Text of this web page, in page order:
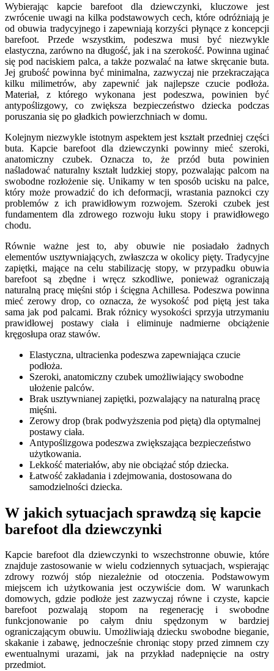
Wybierając kapcie barefoot dla dziewczynki, kluczowe jest
zwrócenie uwagi na kilka podstawowych cech, które odróżniają je
od obuwia tradycyjnego i zapewniają korzyści płynące z koncepcji
barefoot. Przede wszystkim, podeszwa musi być niezwykle
elastyczna, zarówno na długość, jak i na szerokość. Powinna uginać
się pod naciskiem palca, a także pozwalać na łatwe skręcanie buta.
Jej grubość powinna być minimalna, zazwyczaj nie przekraczająca
kilku milimetrów, aby zapewnić jak najlepsze czucie podłoża.
Materiał, z którego wykonana jest podeszwa, powinien być
antypoślizgowy, co zwiększa bezpieczeństwo dziecka podczas
poruszania się po gładkich powierzchniach w domu.
Kolejnym niezwykle istotnym aspektem jest kształt przedniej części
buta. Kapcie barefoot dla dziewczynki powinny mieć szeroki,
anatomiczny czubek. Oznacza to, że przód buta powinien
naśladować naturalny kształt ludzkiej stopy, pozwalając palcom na
swobodne rozłożenie się. Unikamy w ten sposób ucisku na palce,
który może prowadzić do ich deformacji, wrastania paznokci czy
problemów z ich prawidłowym rozwojem. Szeroki czubek jest
fundamentem dla zdrowego rozwoju łuku stopy i prawidłowego
chodu.
Równie ważne jest to, aby obuwie nie posiadało żadnych
elementów usztywniających, zwłaszcza w okolicy pięty. Tradycyjne
zapiętki, mające na celu stabilizację stopy, w przypadku obuwia
barefoot są zbędne i wręcz szkodliwe, ponieważ ograniczają
naturalną pracę mięśni stóp i ścięgna Achillesa. Podeszwa powinna
mieć zerowy drop, co oznacza, że wysokość pod piętą jest taka
sama jak pod palcami. Brak różnicy wysokości sprzyja utrzymaniu
prawidłowej postawy ciała i eliminuje nadmierne obciążenie
kręgosłupa oraz stawów.
Elastyczna, ultracienka podeszwa zapewniająca czucie
podłoża.
Szeroki, anatomiczny czubek umożliwiający swobodne
ułożenie palców.
Brak usztywnianej zapiętki, pozwalający na naturalną pracę
mięśni.
Zerowy drop (brak podwyższenia pod piętą) dla optymalnej
postawy ciała.
Antypoślizgowa podeszwa zwiększająca bezpieczeństwo
użytkowania.
Lekkość materiałów, aby nie obciążać stóp dziecka.
Łatwość zakładania i zdejmowania, dostosowana do
samodzielności dziecka.
W jakich sytuacjach sprawdzą się kapcie
barefoot dla dziewczynki
Kapcie barefoot dla dziewczynki to wszechstronne obuwie, które
znajduje zastosowanie w wielu codziennych sytuacjach, wspierając
zdrowy rozwój stóp niezależnie od otoczenia. Podstawowym
miejscem ich użytkowania jest oczywiście dom. W warunkach
domowych, gdzie podłoże jest zazwyczaj równe i czyste, kapcie
barefoot pozwalają stopom na regenerację i swobodne
funkcjonowanie po całym dniu spędzonym w bardziej
ograniczającym obuwiu. Umożliwiają dziecku swobodne bieganie,
skakanie i zabawę, jednocześnie chroniąc stopy przed zimnem czy
ewentualnymi urazami, jak na przykład nadepnięcie na ostry
przedmiot.